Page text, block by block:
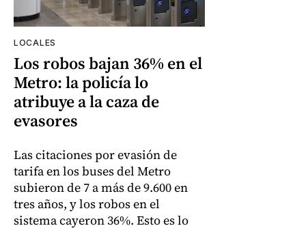
LOCALES
Los robos bajan 36% en el
Metro: la policía lo
atribuye a la caza de
evasores
Las citaciones por evasión de
tarifa en los buses del Metro
subieron de 7 a más de 9.600 en
tres años, y los robos en el
sistema cayeron 36%. Esto es lo